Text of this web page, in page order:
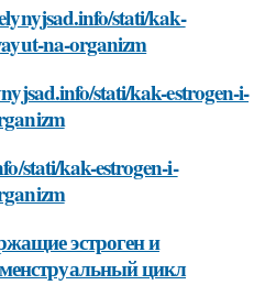
stati/kak-
na-organizm
stati/kak-estrogen-i-
stati/kak-estrogen-i-
эстроген и
цикл